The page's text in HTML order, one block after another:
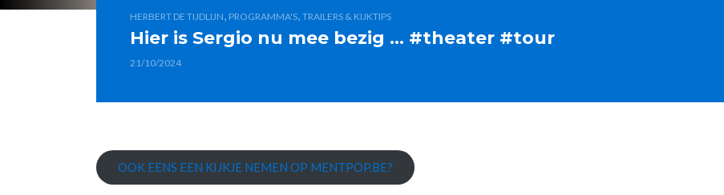
HERBERT DE TIJDLIJN, PROGRAMMA'S, TRAILERS & KIJKTIPS
Hier is Sergio nu mee bezig … #theater #tour
21/10/2024
OOK EENS EEN KIJKJE NEMEN OP MENTPOP.BE?